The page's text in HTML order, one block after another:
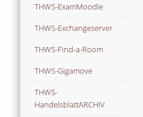
THWS-ExamMoodle
THWS-Exchangeserver
THWS-Find-a-Room
THWS-Gigamove
THWS-
HandelsblattARCHIV